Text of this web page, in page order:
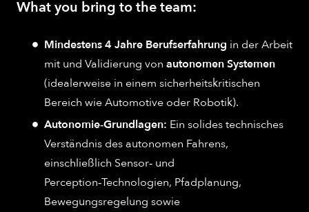
What you bring to the team:
Mindestens 4 Jahre Berufserfahrung in der Arbeit
mit und Validierung von autonomen Systemen
(idealerweise in einem sicherheitskritischen
Bereich wie Automotive oder Robotik).
Autonomie‑Grundlagen: Ein solides technisches
Verständnis des autonomen Fahrens,
einschließlich Sensor‑ und
Perception‑Technologien, Pfadplanung,
Bewegungsregelung sowie